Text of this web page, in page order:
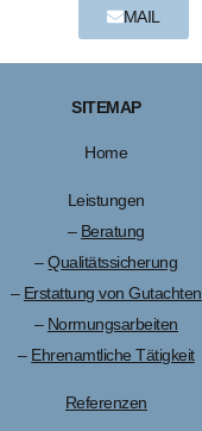
MAIL
SITEMAP
Home
Leistungen
– Beratung
–Qualitätssicherung
– Erstattung von Gutachten
– Normungsarbeiten
– Ehrenamtliche Tätigkeit
Referenzen